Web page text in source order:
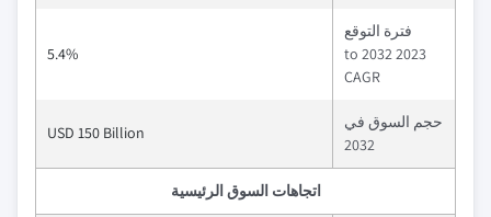
فترة التوقع
2023 to 2032
CAGR
5.4%
حجم السوق في
2032
USD 150 Billion
اتجاهات السوق الرئيسية